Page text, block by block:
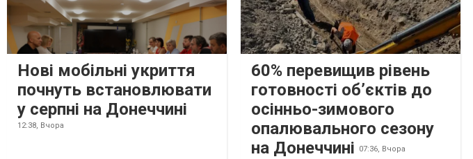
Нові мобільні укриття
почнуть встановлювати
у серпні на Донеччині
12:38, Вчора
60% перевищив рівень
готовності об’єктів до
осінньо-зимового
опалювального сезону
на Донеччині
07:36, Вчора